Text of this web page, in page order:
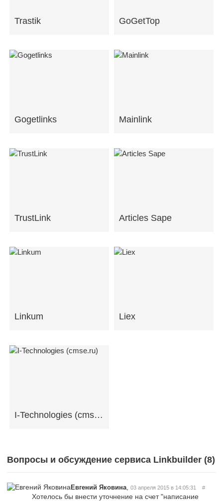
Trastik GoGetTop
Gogetlinks Mainlink
TrustLink Articles Sape
Linkum Liex
I-Technologies (cmse.ru)
Вопросы и обсуждение сервиса Linkbuilder (8)
Евгений Яковина 03 апреля 2015 в 14:05:31 #
Хотелось бы внести уточнение на счет "написание